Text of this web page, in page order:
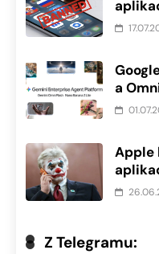
a
Apple
Z Telegramu: